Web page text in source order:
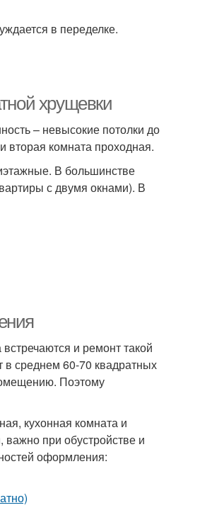
в переделке.
хрущевки
– невысокие потолки до
вторая комната проходная.
В большинстве
с двумя окнами). В
и ремонт такой
среднем 60-70 квадратных
Поэтому
кухонная комната и
при обустройстве и
оформления: